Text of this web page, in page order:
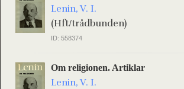
Lenin, V. I.
(Hft/trådbunden)
ID: 558374
Om religionen. Artiklar
Lenin, V. I.